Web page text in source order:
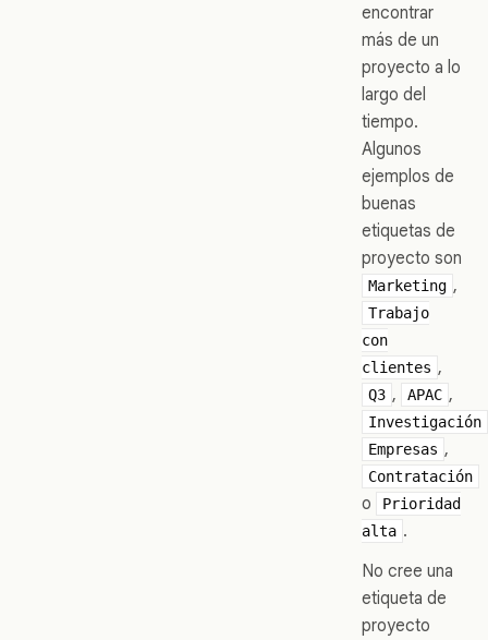
encontrar
más de un
proyecto a lo
largo del
tiempo.
Algunos
ejemplos de
buenas
etiquetas de
proyecto son
Marketing ,
Trabajo
con
clientes ,
Q3 , APAC ,
Investigación
Empresas ,
Contratación
o
Prioridad
alta .
No cree una
etiqueta de
proyecto